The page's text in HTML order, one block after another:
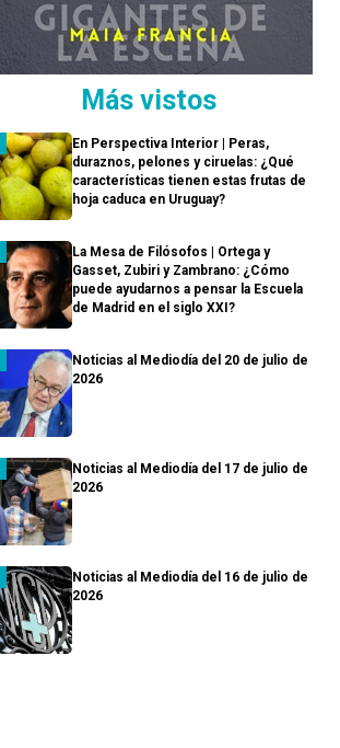
Más vistos
En Perspectiva Interior | Peras,
duraznos, pelones y ciruelas: ¿Qué
características tienen estas frutas de
hoja caduca en Uruguay?
La Mesa de Filósofos | Ortega y
Gasset, Zubiri y Zambrano: ¿Cómo
puede ayudarnos a pensar la Escuela
de Madrid en el siglo XXI?
Noticias al Mediodía del 20 de julio de
2026
Noticias al Mediodía del 17 de julio de
2026
Noticias al Mediodía del 16 de julio de
2026